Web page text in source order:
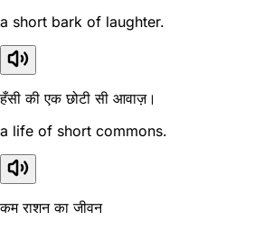
a short bark of laughter.
हँसी की एक छोटी सी आवाज़।
a life of short commons.
कम राशन का जीवन